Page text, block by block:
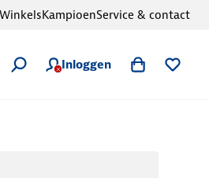
Inloggen
WinkelsKampioenService & contact